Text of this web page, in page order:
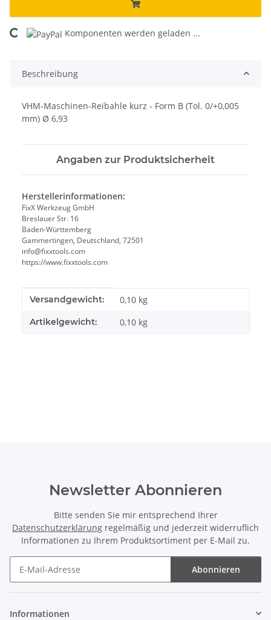
Loading... Komponenten werden geladen ...
Beschreibung
VHM-Maschinen-Reibahle kurz - Form B (Tol. 0/+0,005
mm) Ø 6,93
Angaben zur Produktsicherheit
Herstellerinformationen:
FixX Werkzeug GmbH
Breslauer Str. 16
Baden-Württemberg
Gammertingen, Deutschland, 72501
info@fixxtools.com
https://www.fixxtools.com
Produkteigenschaft
Wert
Versandgewicht: 0,10 kg
Artikelgewicht: 0,10 kg
Newsletter Abonnieren
Bitte senden Sie mir entsprechend Ihrer
Datenschutzerklärung regelmäßig und jederzeit widerruflich
Informationen zu Ihrem Produktsortiment per E-Mail zu.
Abonnieren
Informationen